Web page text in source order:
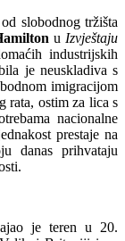
slobodnog tržišta
u Izvještaju
industrijskih
je neuskladiva s
imigracijom
rata, ostim za lica s
nacionalne
prestaje na
danas prihvataju
je teren u 20.